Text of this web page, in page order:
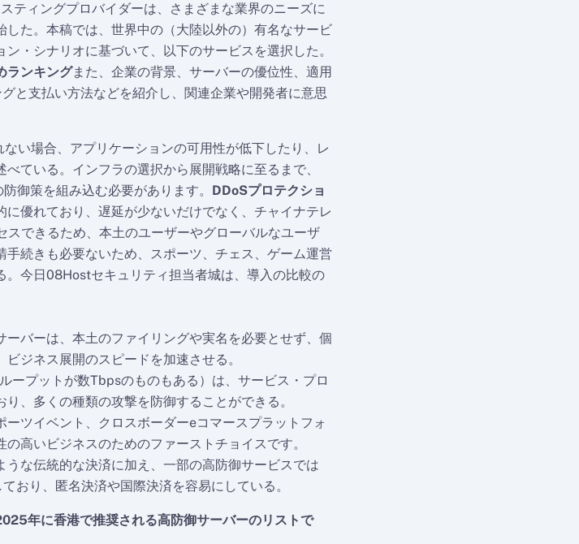
ティングプロバイダーは、さまざまな業界のニーズに
た。本稿では、世界中の（大陸以外の）有名なサービ
・シナリオに基づいて、以下のサービスを選択した。
ランキングまた、企業の背景、サーバーの優位性、適用
と支払い方法などを紹介し、関連企業や開発者に意思
ない場合、アプリケーションの可用性が低下したり、レ
ている。インフラの選択から展開戦略に至るまで、
御策を組み込む必要があります。 DDoSプロテクショ
優れており、遅延が少ないだけでなく、チャイナテレ
できるため、本土のユーザーやグローバルなユーザ
続きも必要ないため、スポーツ、チェス、ゲーム運営
。今日08Hostセキュリティ担当者城は、導入の比較の
ーバーは、本土のファイリングや実名を必要とせず、個
ジネス展開のスピードを加速させる。
ープットが数Tbpsのものもある）は、サービス・プロ
、多くの種類の攻撃を防御することができる。
ーツイベント、クロスボーダーeコマースプラットフォ
高いビジネスのためのファーストチョイスです。
うな伝統的な決済に加え、一部の高防御サービスでは
おり、匿名決済や国際決済を容易にしている。
年に香港で推奨される高防御サーバーのリストで